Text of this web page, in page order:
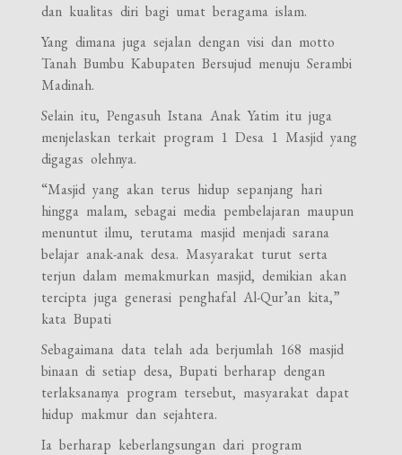
dan kualitas diri bagi umat beragama islam.
Yang dimana juga sejalan dengan visi dan motto
Tanah Bumbu Kabupaten Bersujud menuju Serambi
Madinah.
Selain itu, Pengasuh Istana Anak Yatim itu juga
menjelaskan terkait program 1 Desa 1 Masjid yang
digagas olehnya.
“Masjid yang akan terus hidup sepanjang hari
hingga malam, sebagai media pembelajaran maupun
menuntut ilmu, terutama masjid menjadi sarana
belajar anak-anak desa. Masyarakat turut serta
terjun dalam memakmurkan masjid, demikian akan
tercipta juga generasi penghafal Al-Qur’an kita,”
kata Bupati
Sebagaimana data telah ada berjumlah 168 masjid
binaan di setiap desa, Bupati berharap dengan
terlaksananya program tersebut, masyarakat dapat
hidup makmur dan sejahtera.
Ia berharap keberlangsungan dari program